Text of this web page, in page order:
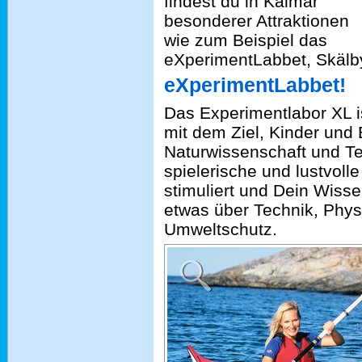
besonderer Attraktionen
wie zum Beispiel das
eXperimentLabbet,
eXperimentLabbet!
Das Experimentlabor XL
mit dem Ziel, Kinder und
Naturwissenschaft und
spielerische und
stimuliert und Dein
etwas über Technik,
Umweltschutz.